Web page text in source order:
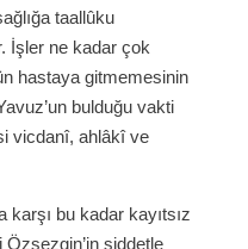
taallûku
İşler ne kadar çok
hastaya gitmemesinin
bulduğu vakti
vicdanî, ahlâkî ve
karşı bu kadar kayıtsız
şiddetle